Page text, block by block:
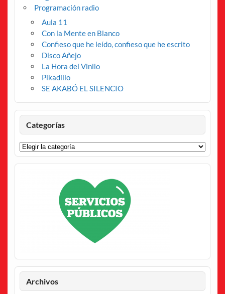
Programación radio
Aula 11
Con la Mente en Blanco
Confieso que he leído, confieso que he escrito
Disco Añejo
La Hora del Vinilo
Pikadillo
SE AKABÓ EL SILENCIO
Categorías
Categorías
Archivos